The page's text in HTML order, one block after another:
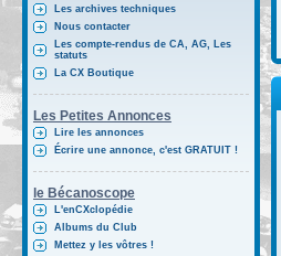
Les archives techniques
Nous contacter
Les compte-rendus de CA, AG, Les
statuts
La CX Boutique
Les Petites Annonces
Lire les annonces
Écrire une annonce, c'est GRATUIT !
le Bécanoscope
L'enCXclopédie
Albums du Club
Mettez y les vôtres !